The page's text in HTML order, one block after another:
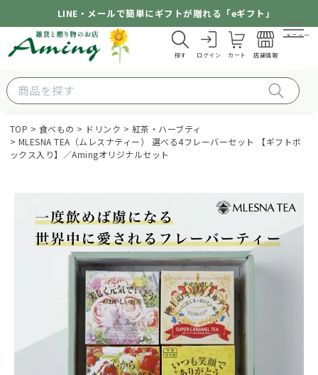
LINE・メールで簡単にギフトが贈れる「eギフト」
探す ログイン カート 店舗情報
メニュー
TOP 食べもの ドリンク
紅茶・ハーブティ
MLESNA TEA（ムレスナティー） 選べる4フレーバーセット 【ギフトボ
ックス入り】／Amingオリジナルセット